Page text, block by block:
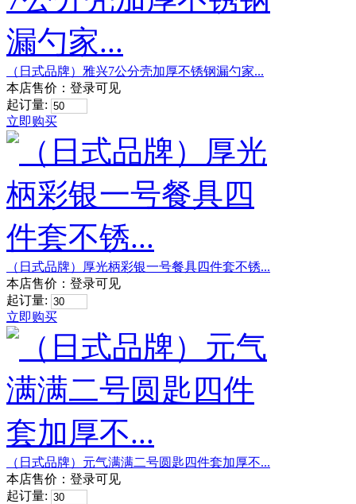
（日式品牌）雅兴7公分壳加厚不锈钢漏勺家...
本店售价： 登录可见
起订量:
立即购买
（日式品牌）厚光柄彩银一号餐具四件套不锈...
本店售价： 登录可见
起订量:
立即购买
（日式品牌）元气满满二号圆匙四件套加厚不...
本店售价： 登录可见
起订量: